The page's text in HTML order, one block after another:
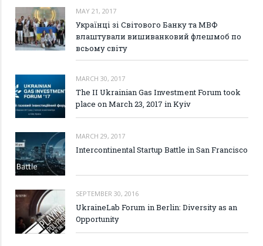
MAY 21, 2017
Українці зі Світового Банку та МВФ
влаштували вишиванковий флешмоб по
всьому світу
MARCH 30, 2017
The II Ukrainian Gas Investment Forum took
place on March 23, 2017 in Kyiv
MARCH 29, 2017
Intercontinental Startup Battle in San Francisco
SEPTEMBER 30, 2016
UkraineLab Forum in Berlin: Diversity as an
Opportunity